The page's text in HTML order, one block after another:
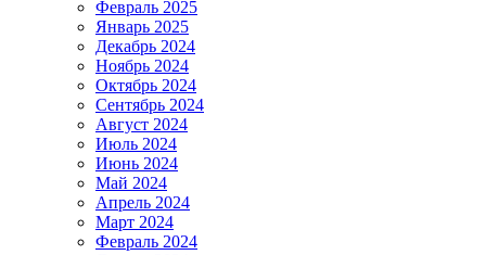
Февраль 2025
Январь 2025
Декабрь 2024
Ноябрь 2024
Октябрь 2024
Сентябрь 2024
Август 2024
Июль 2024
Июнь 2024
Май 2024
Апрель 2024
Март 2024
Февраль 2024